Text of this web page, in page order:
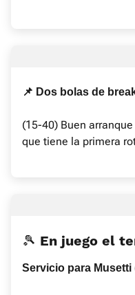
📌 Dos bolas de
(15-40) Buen
que tiene la primera
🎾 En juego el
Servicio para Musetti